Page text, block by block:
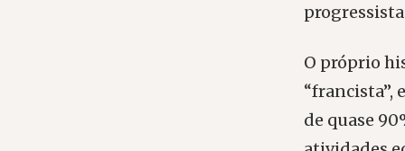
O próprio
“francista”,
de quase